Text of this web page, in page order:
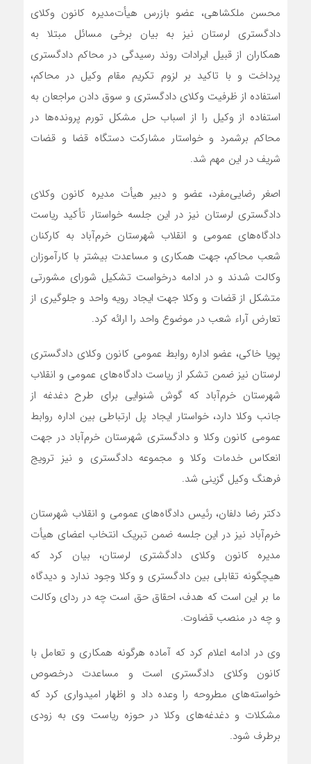
محسن ملکشاهی، عضو بازرس هیأت‌مدیره کانون وکلای
دادگستری لرستان نیز به بیان برخی مسائل مبتلا‌ به
همکاران از قبیل ایرادات روند رسیدگی در محاکم دادگستری
پرداخت و با تاکید بر لزوم تکریم مقام وکیل در محاکم،
استفاده از ظرفیت وکلای دادگستری و سوق دادن مراجعان به
استفاده از وکیل را از اسباب حل مشکل تورم پرونده‌ها در
محاکم برشمرد و خواستار مشارکت دستگاه قضا و قضات
شریف در این مهم شد.
اصغر رضایی‌مفرد، عضو و دبیر هیأت‌ مدیره کانون وکلای
دادگستری لرستان نیز در این جلسه خواستار تأکید ریاست
دادگاه‌های عمومی و انقلاب شهرستان خرم‌آباد به کارکنان
شعب محاکم، جهت همکاری و مساعدت بیشتر با کارآموزان
وکالت شدند و در ادامه درخواست تشکیل شورای مشورتی
متشکل از قضات و وکلا جهت ایجاد رویه واحد و جلوگیری از
تعارض آراء شعب در موضوع واحد را ارائه کرد.
پویا خاکی، عضو اداره روابط‌ عمومی کانون وکلای دادگستری
لرستان نیز ضمن تشکر از ریاست دادگاه‌های عمومی و انقلاب
شهرستان خرم‌آباد که گوش شنوایی برای طرح دغدغه از
جانب وکلا دارد، خواستار ایجاد پل ارتباطی بین اداره روابط
عمومی کانون وکلا و دادگستری شهرستان خرم‌آباد در جهت
انعکاس خدمات وکلا و مجموعه دادگستری و نیز ترویج
فرهنگ وکیل گزینی شد.
دکتر رضا دلفان، رئیس دادگاه‌های عمومی و انقلاب شهرستان
خرم‌آباد نیز در این جلسه ضمن تبریک انتخاب اعضای هیأت
‌مدیره کانون وکلای دادگشتری لرستان، بیان کرد که
هیچگونه تقابلی بین دادگستری و وکلا وجود ندارد و دیدگاه
ما بر این است که هدف، احقاق حق است چه در ردای وکالت
و چه در منصب قضاوت.
وی در ادامه اعلام کرد که آماده هرگونه همکاری و تعامل با
کانون وکلای دادگستری است و مساعدت درخصوص
خواسته‌های مطروحه را وعده داد و اظهار امیدواری کرد که
مشکلات و دغدغه‌های وکلا در حوزه ریاست وی به زودی
برطرف شود.